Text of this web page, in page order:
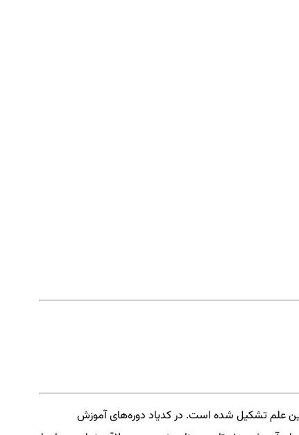
علم تشکیل شده است. در کدیاد دوره‌های آموزش